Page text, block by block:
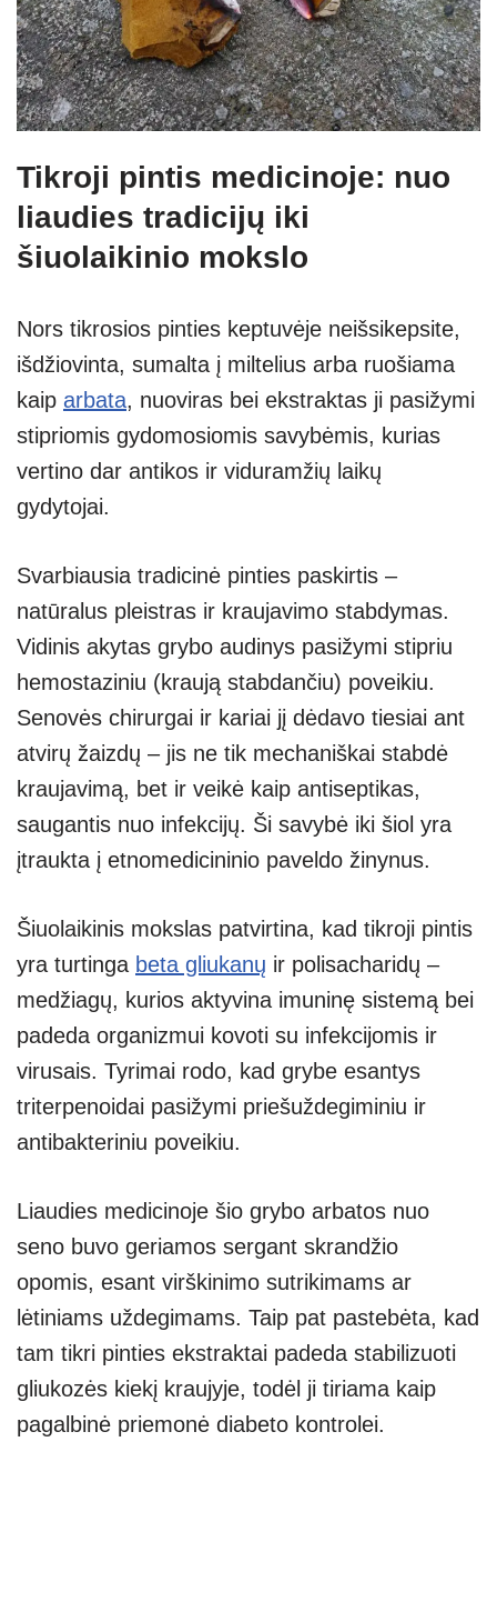
Tikroji pintis medicinoje: nuo
liaudies tradicijų iki
šiuolaikinio mokslo
Nors tikrosios pinties keptuvėje neišsikepsite,
išdžiovinta, sumalta į miltelius arba ruošiama
kaip arbata, nuoviras bei ekstraktas ji pasižymi
stipriomis gydomosiomis savybėmis, kurias
vertino dar antikos ir viduramžių laikų
gydytojai.
Svarbiausia tradicinė pinties paskirtis –
natūralus pleistras ir kraujavimo stabdymas.
Vidinis akytas grybo audinys pasižymi stipriu
hemostaziniu (kraują stabdančiu) poveikiu.
Senovės chirurgai ir kariai jį dėdavo tiesiai ant
atvirų žaizdų – jis ne tik mechaniškai stabdė
kraujavimą, bet ir veikė kaip antiseptikas,
saugantis nuo infekcijų. Ši savybė iki šiol yra
įtraukta į etnomedicininio paveldo žinynus.
Šiuolaikinis mokslas patvirtina, kad tikroji pintis
yra turtinga beta gliukanų ir polisacharidų –
medžiagų, kurios aktyvina imuninę sistemą bei
padeda organizmui kovoti su infekcijomis ir
virusais. Tyrimai rodo, kad grybe esantys
triterpenoidai pasižymi priešuždegiminiu ir
antibakteriniu poveikiu.
Liaudies medicinoje šio grybo arbatos nuo
seno buvo geriamos sergant skrandžio
opomis, esant virškinimo sutrikimams ar
lėtiniams uždegimams. Taip pat pastebėta, kad
tam tikri pinties ekstraktai padeda stabilizuoti
gliukozės kiekį kraujyje, todėl ji tiriama kaip
pagalbinė priemonė diabeto kontrolei.